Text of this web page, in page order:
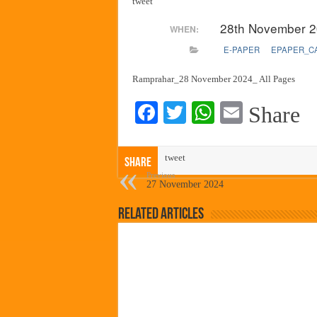
हर घर तिरंगा अभियानासंदर्भात
कामोठे येथे समाजोपयोगी वस्तूंच्या
छत्रपती शिवाजी महाराज
WHEN: 28th November
E-PAPER
Ramprahar_28 November 2024_ All Pages
Fa
bo
ok
T
r
W
A
E
Share
Share tweet
Previous
27 November 2024
Related Articles